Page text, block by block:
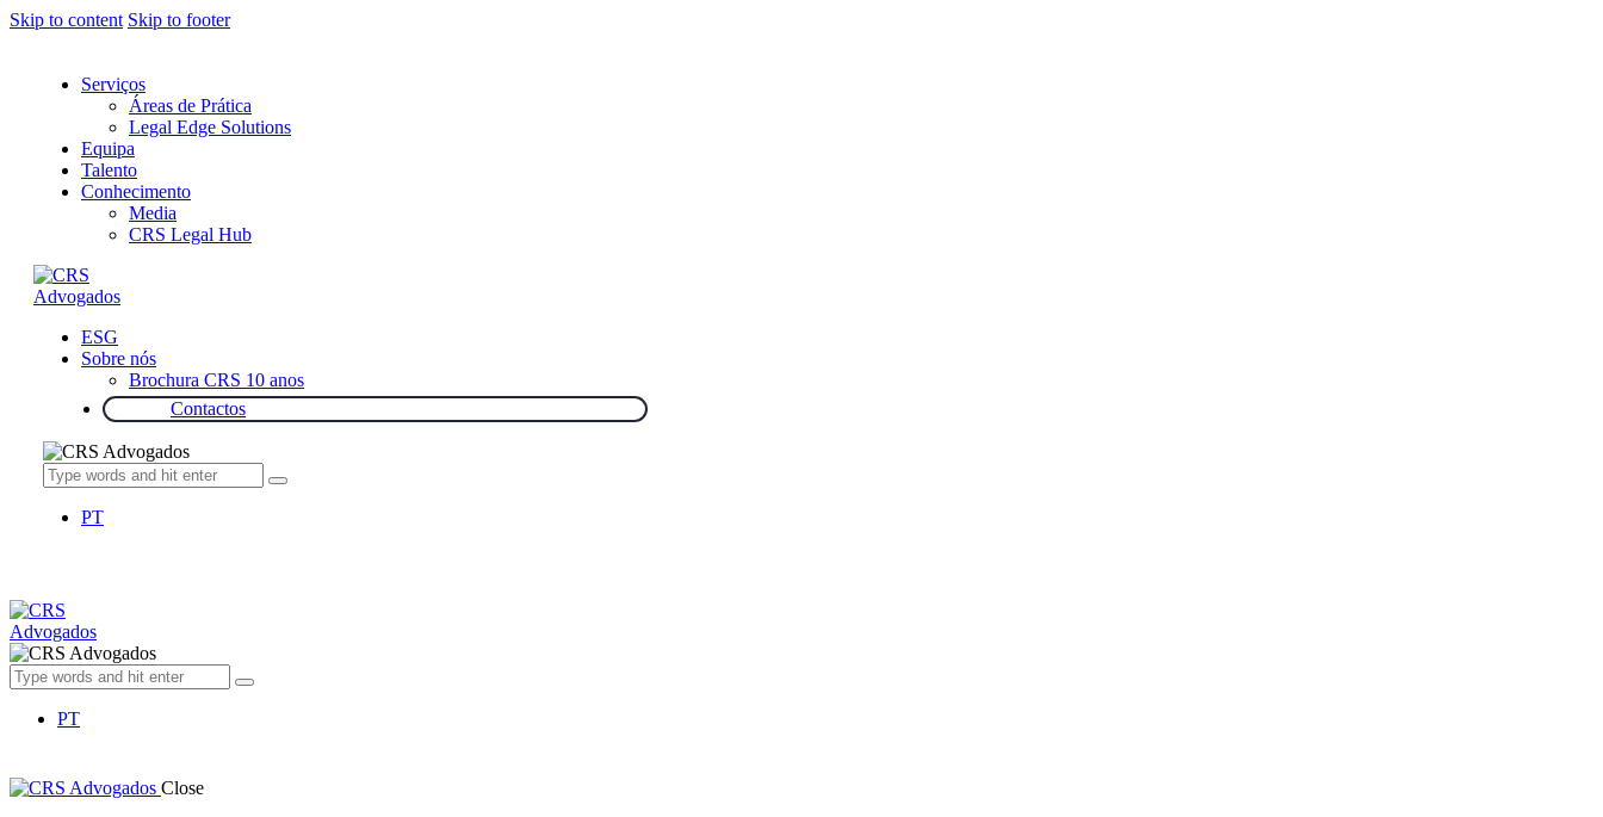
Skip to content Skip to footer
Serviços
Áreas de Prática
Legal Edge Solutions
Equipa
Talento
Conhecimento
Media
CRS Legal Hub
ESG
Sobre nós
Brochura CRS 10 anos
Contactos
PT
PT
Close